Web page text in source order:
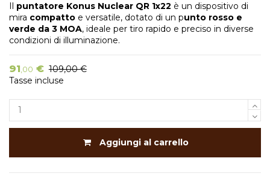
Il puntatore Konus Nuclear QR 1x22 è un dispositivo di
mira compatto e versatile, dotato di un punto rosso e
verde da 3 MOA, ideale per tiro rapido e preciso in diverse
condizioni di illuminazione.
91,00 € 109,00 €
Tasse incluse
Aggiungi al carrello